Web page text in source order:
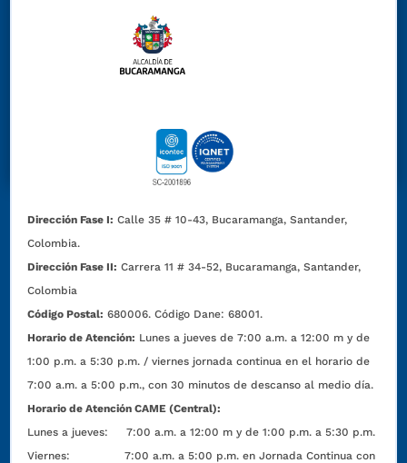
Dirección Fase I: Calle 35 # 10-43, Bucaramanga, Santander,
Colombia.
Dirección Fase II: Carrera 11 # 34-52, Bucaramanga, Santander,
Colombia
Código Postal: 680006. Código Dane: 68001.
Horario de Atención: Lunes a jueves de 7:00 a.m. a 12:00 m y de
1:00 p.m. a 5:30 p.m. / viernes jornada continua en el horario de
7:00 a.m. a 5:00 p.m., con 30 minutos de descanso al medio día.
Horario de Atención CAME (Central):
Lunes a jueves: 7:00 a.m. a 12:00 m y de 1:00 p.m. a 5:30 p.m.
Viernes: 7:00 a.m. a 5:00 p.m. en Jornada Continua con